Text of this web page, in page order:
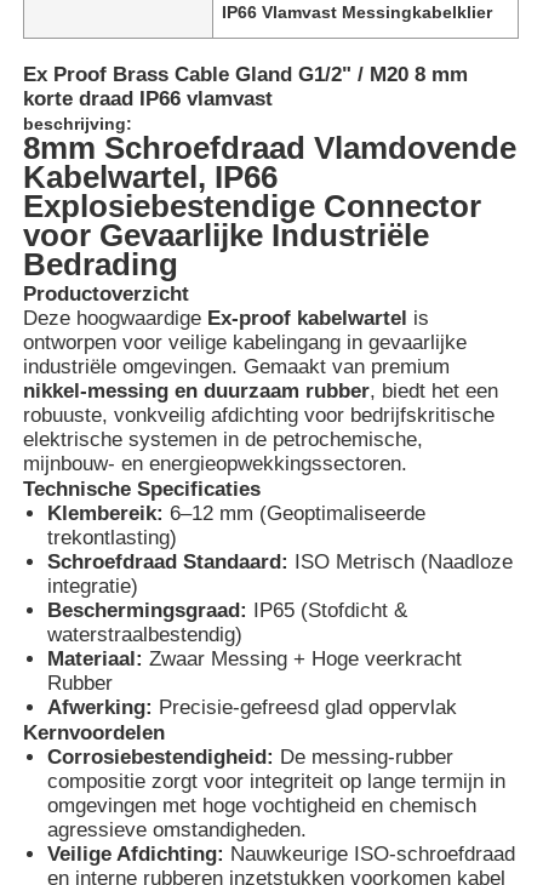
Thuis
Producten
Over ons
IP66 Vlamvast Messingkabelklier
Ex Proof Brass Cable Gland G1/2" / M20 8 mm
korte draad IP66 vlamvast
beschrijving:
8mm Schroefdraad Vlamdovende
Kabelwartel, IP66
Explosiebestendige Connector
voor Gevaarlijke Industriële
Bedrading
Productoverzicht
Deze hoogwaardige Ex-proof kabelwartel is
ontworpen voor veilige kabelingang in gevaarlijke
industriële omgevingen. Gemaakt van premium
nikkel-messing en duurzaam rubber, biedt het een
robuuste, vonkveilig afdichting voor bedrijfskritische
elektrische systemen in de petrochemische,
mijnbouw- en energieopwekkingssectoren.
Technische Specificaties
Klembereik: 6–12 mm (Geoptimaliseerde
trekontlasting)
Schroefdraad Standaard: ISO Metrisch (Naadloze
integratie)
Beschermingsgraad: IP65 (Stofdicht &
waterstraalbestendig)
Materiaal: Zwaar Messing + Hoge veerkracht
Rubber
Afwerking: Precisie-gefreesd glad oppervlak
Kernvoordelen
Corrosiebestendigheid: De messing-rubber
compositie zorgt voor integriteit op lange termijn in
omgevingen met hoge vochtigheid en chemisch
agressieve omstandigheden.
Veilige Afdichting: Nauwkeurige ISO-schroefdraad
en interne rubberen inzetstukken voorkomen kabel